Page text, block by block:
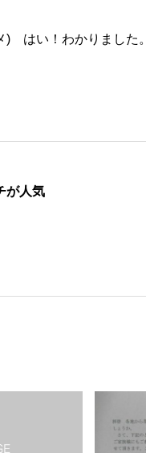
はい！わかりました。
が人気